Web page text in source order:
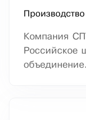
Компания
Российское
объединение.